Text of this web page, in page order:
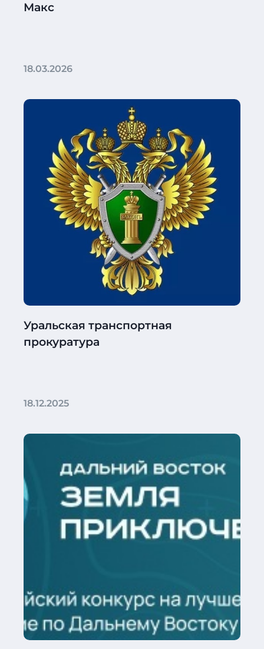
Макс
18.03.2026
Уральская транспортная
прокуратура
18.12.2025